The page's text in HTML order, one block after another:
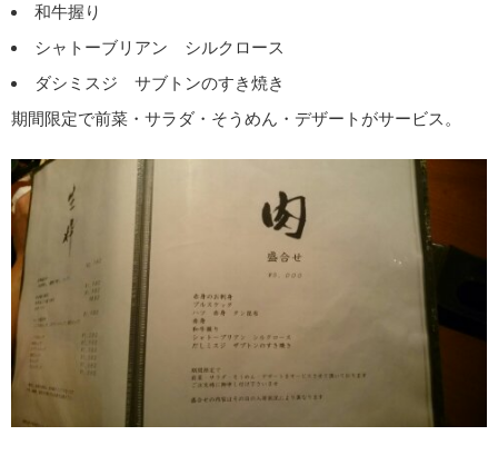
和牛握り
シャトーブリアン シルクロース
ダシミスジ サブトンのすき焼き
期間限定で前菜・サラダ・そうめん・デザートがサービス。